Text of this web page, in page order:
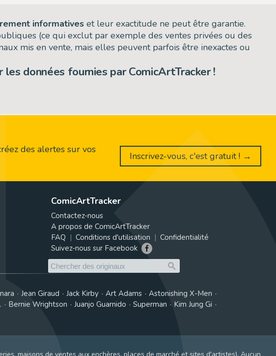
informatives et leur exactitude ne peut être garantie.
(ce qui exclut par exemple des ventes privées ou des
mis en vente, mais elles peuvent parfois être inexactes ou
données fournies par ComicArtTracker !
des alertes sur vos
Inscrivez-vous, c'est gratuit ! →
ComicArtTracker
Contactez-nous
A propos de ComicArtTracker
FAQ
Conditions d'utilisation
Confidentialité
Suivez-nous sur Facebook
Jean Giraud Jack Kirby Art Adams
Astonishing X-Men
Bernie Wrightson Juanjo Guarnido Superman
Kim Jung Gi